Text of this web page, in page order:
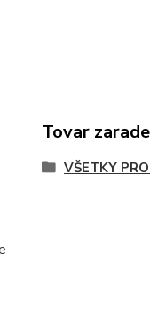
Tovar
VŠETKY